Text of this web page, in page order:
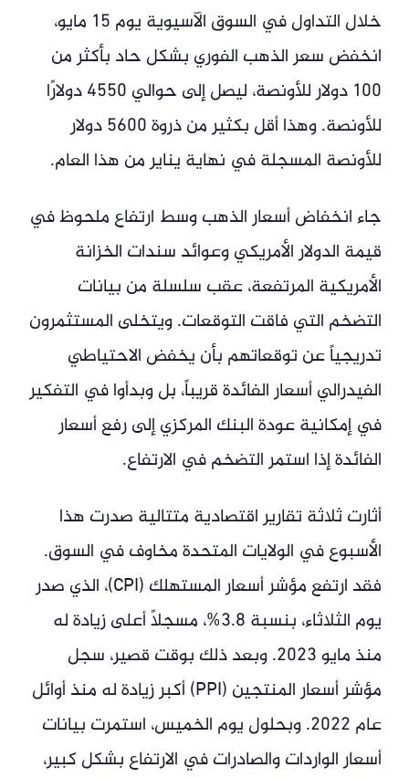
خلال التداول في السوق الآسيوية يوم 15 مايو،
انخفض سعر الذهب الفوري بشكل حاد بأكثر من
100 دولار للأونصة، ليصل إلى حوالي 4550 دولارًا
للأونصة. وهذا أقل بكثير من ذروة 5600 دولار
للأونصة المسجلة في نهاية يناير من هذا العام.
جاء انخفاض أسعار الذهب وسط ارتفاع ملحوظ في
قيمة الدولار الأمريكي وعوائد سندات الخزانة
الأمريكية المرتفعة، عقب سلسلة من بيانات
التضخم التي فاقت التوقعات. ويتخلى المستثمرون
تدريجياً عن توقعاتهم بأن يخفض الاحتياطي
الفيدرالي أسعار الفائدة قريباً، بل وبدأوا في التفكير
في إمكانية عودة البنك المركزي إلى رفع أسعار
الفائدة إذا استمر التضخم في الارتفاع.
أثارت ثلاثة تقارير اقتصادية متتالية صدرت هذا
الأسبوع في الولايات المتحدة مخاوف في السوق.
فقد ارتفع مؤشر أسعار المستهلك (CPI)، الذي صدر
يوم الثلاثاء، بنسبة 3.8%، مسجلاً أعلى زيادة له
منذ مايو 2023. وبعد ذلك بوقت قصير، سجل
مؤشر أسعار المنتجين (PPI) أكبر زيادة له منذ أوائل
عام 2022. وبحلول يوم الخميس، استمرت بيانات
أسعار الواردات والصادرات في الارتفاع بشكل كبير،